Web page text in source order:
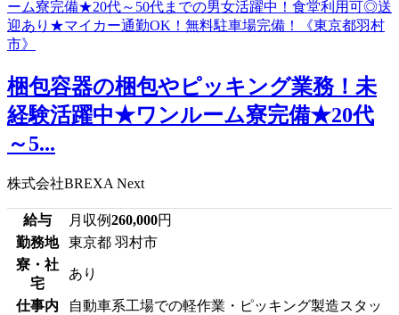
梱包容器の梱包やピッキング業務！未
経験活躍中★ワンルーム寮完備★20代
～5...
株式会社BREXA Next
給与 月収例260,000円
勤務地
東京都 羽村市
寮・社
宅
あり
仕事内
自動車系工場での軽作業・ピッキング製造スタッ